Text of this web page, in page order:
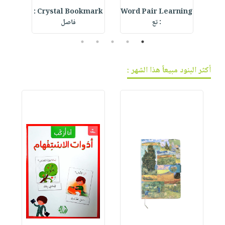
Word Pair Learning
: تع
Crystal Bookmark :
فاصل
1
2
3
4
5
أكثر البنود مبيعاً هذا الشهر :